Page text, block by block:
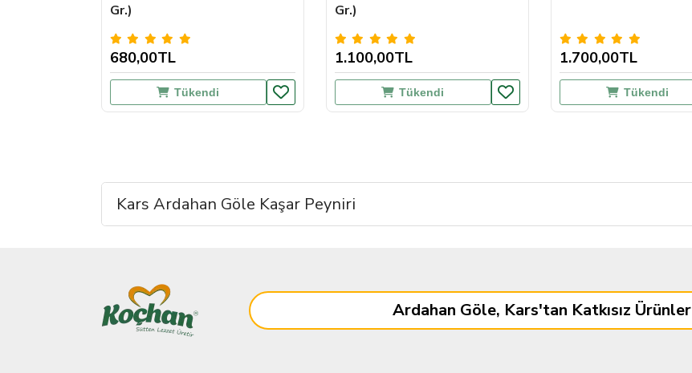
Gr.)
680,00TL
Tükendi
Gr.)
1.100,00TL
Tükendi
1.700,00TL
Tükendi
Kars Ardahan Göle Kaşar Peyniri
Ardahan Göle, Kars'tan Katkısız Ürünler